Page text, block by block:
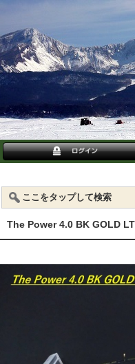
ここをタップして検索
The Power 4.0 BK GOLD